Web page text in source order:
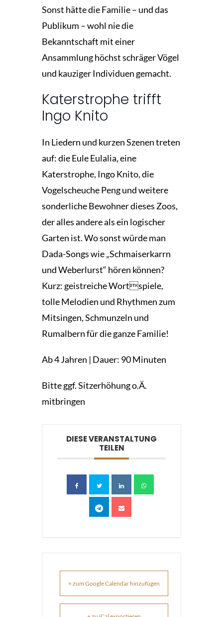
Sonst hätte die Familie – und das
Publikum – wohl nie die
Bekanntschaft mit einer
Ansammlung höchst schräger Vögel
und kauziger Individuen gemacht.
Katerstrophe trifft
Ingo Knito
In Liedern und kurzen Szenen treten
auf: die Eule Eulalia, eine
Katerstrophe, Ingo Knito, die
Vogelscheuche Peng und weitere
sonderliche Bewohner dieses Zoos,
der alles andere als ein logischer
Garten ist. Wo sonst würde man
Dada-Songs wie „Schmaiserkarrn
und Weberlurst“ hören können?
Kurz: geistreiche Wortspiele,
tolle Melodien und Rhythmen zum
Mitsingen, Schmunzeln und
Rumalbern für die ganze Familie!
Ab 4 Jahren | Dauer: 90 Minuten
Bitte ggf. Sitzerhöhung o.Ä.
mitbringen
DIESE VERANSTALTUNG
TEILEN
+ zum Google Calendar hinzufügen